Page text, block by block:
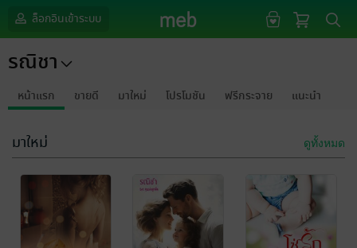
ล็อกอินเข้าระบบ
รณิชา
หน้าแรก ขายดี มาใหม่ โปรโมชัน ฟรีกระจาย แนะนำ
มาใหม่ ดูทั้งหมด